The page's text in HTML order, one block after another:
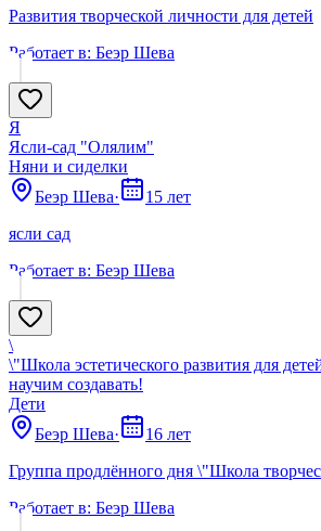
Развития творческой личности для детей
Работает в: Беэр Шева
Я
Ясли-сад "Олялим"
Няни и сиделки
Беэр Шева·
15 лет
ясли сад
Работает в: Беэр Шева
\
\"Школа эстетического развития для
научим создавать!
Дети
Беэр Шева·
16 лет
Группа продлённого дня \"Школа
Работает в: Беэр Шева